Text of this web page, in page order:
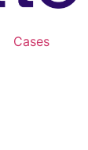
Cases